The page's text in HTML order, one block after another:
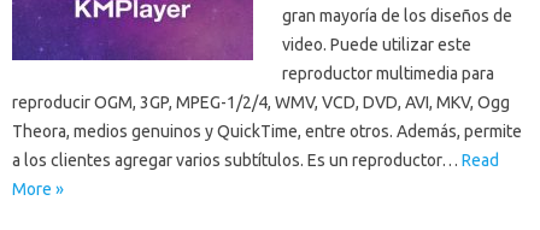
gran mayoría de los diseños de
video. Puede utilizar este
reproductor multimedia para
reproducir OGM, 3GP, MPEG-1/2/4, WMV, VCD, DVD, AVI, MKV, Ogg
Theora, medios genuinos y QuickTime, entre otros. Además, permite
a los clientes agregar varios subtítulos. Es un reproductor… Read
More »